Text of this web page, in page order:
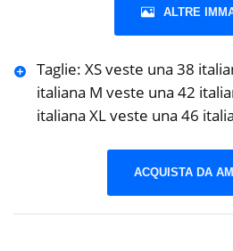
ALTRE
Taglie: XS veste una 38
italiana M veste una 42
italiana XL veste una 46
ACQUISTA DA